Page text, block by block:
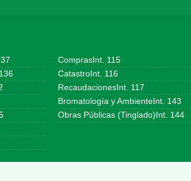
ComprasInt. 115
CatastroInt. 116
RecaudacionesInt. 117
Bromatología y AmbienteInt. 143
Obras Públicas (Tinglado)Int. 144